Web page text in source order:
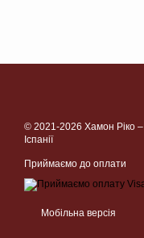
© 2021-2026 Хамон Ріко –
Іспанії
Приймаємо до оплати
Мобільна версія